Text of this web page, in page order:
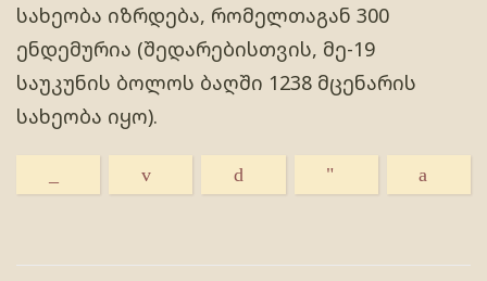
სახეობა იზრდება, რომელთაგან 300
ენდემურია (შედარებისთვის, მე-19
საუკუნის ბოლოს ბაღში 1238 მცენარის
სახეობა იყო).